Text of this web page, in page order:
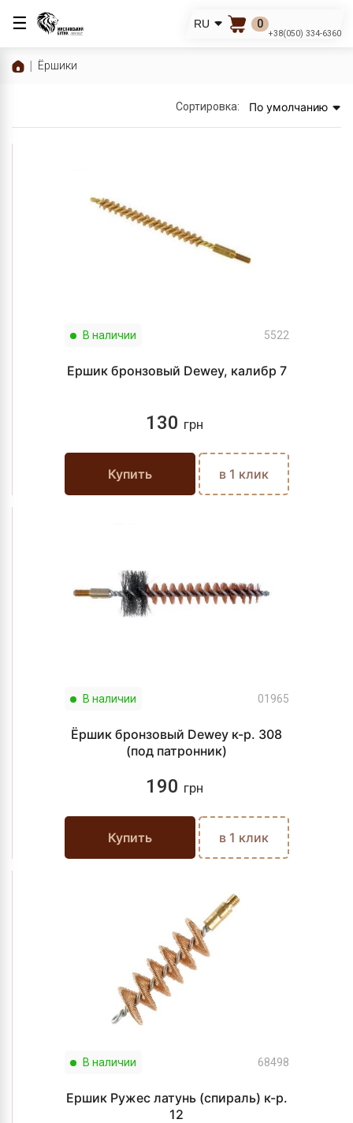
☰ RU 0
+38(050) 334-6360
Ёршики
Сортировка: По умолчанию
В наличии 5522
Ершик бронзовый Dewey, калибр 7
130 грн
Купить в 1 клик
В наличии 01965
Ёршик бронзовый Dewey к-р. 308
(под патронник)
190 грн
Купить в 1 клик
В наличии 68498
Ершик Ружес латунь (спираль) к-р.
12